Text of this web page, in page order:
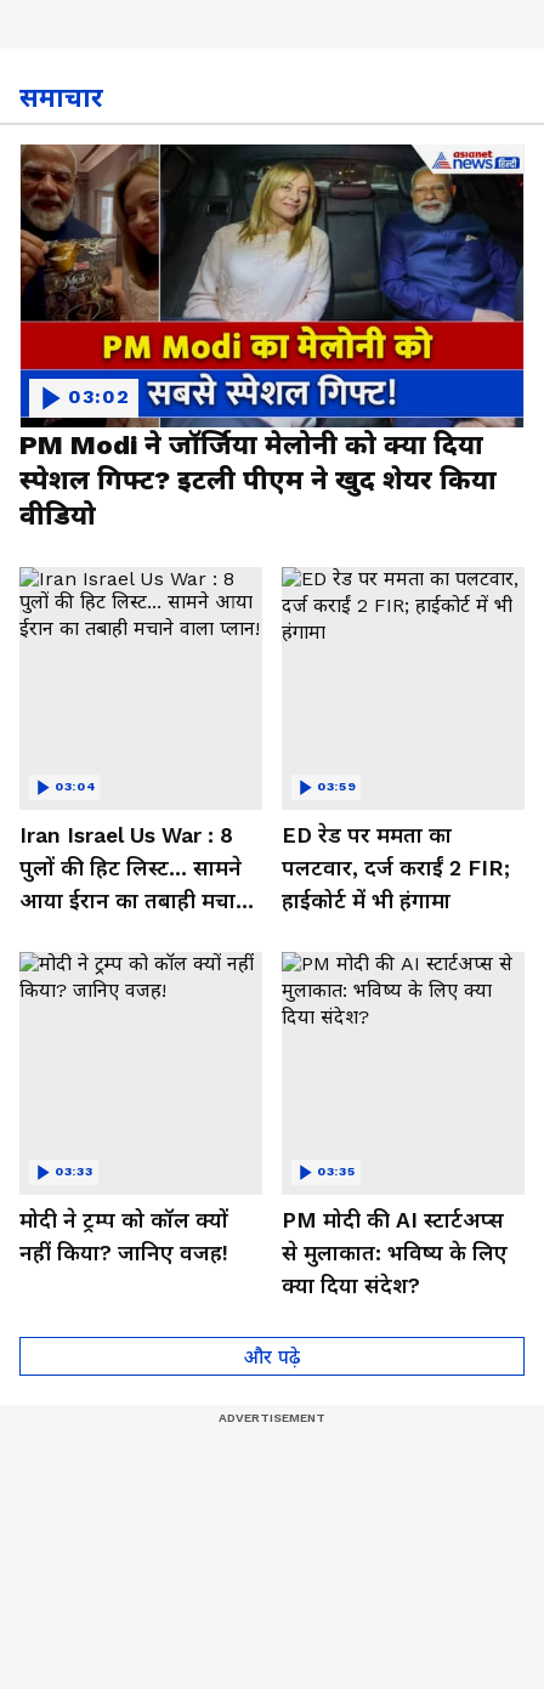
समाचार
PM Modi ने जॉर्जिया मेलोनी को क्या दिया
स्पेशल गिफ्ट? इटली पीएम ने खुद शेयर किया
वीडियो
03:02
Iran Israel Us War : 8
पुलों की हिट लिस्ट... सामने
आया ईरान का तबाही मचाने
03:04
ED रेड पर ममता का
पलटवार, दर्ज कराईं 2 FIR;
हाईकोर्ट में भी हंगामा
03:59
मोदी ने ट्रम्प को कॉल क्यों
नहीं किया? जानिए वजह!
03:33
PM मोदी की AI स्टार्टअप्स
से मुलाकात: भविष्य के लिए
क्या दिया संदेश?
03:35
और पढ़े